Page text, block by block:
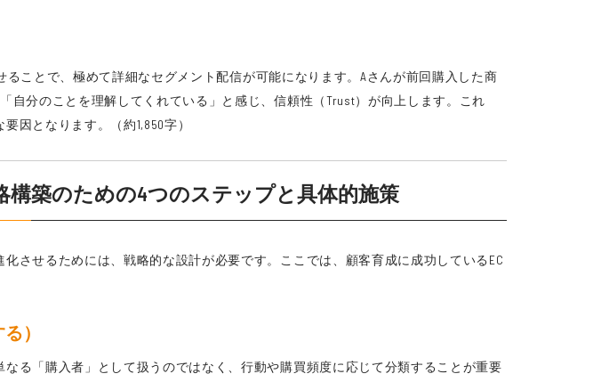
ることで、極めて詳細なセグメント配信が可能になります。Aさんが前回購入した商
分のことを理解してくれている」と感じ、信頼性（Trust）が向上します。これ
因となります。（約1,850字）
構築のための4つのステップと具体的施策
させるためには、戦略的な設計が必要です。ここでは、顧客育成に成功しているEC
）
る「購入者」として扱うのではなく、行動や購買頻度に応じて分類することが重要